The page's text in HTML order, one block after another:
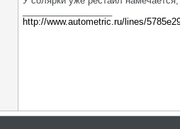
http://www.autometric.ru/lines/